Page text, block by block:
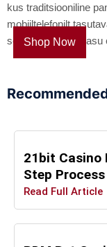
kus traditsiooniline
mobiiltelefonilt
see, et komisjonitasu
Shop Now
21bit Casino
Step Process
Read Full Article